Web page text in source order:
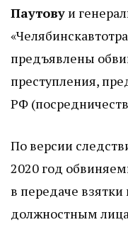
Паутову и
предъявлены
преступления,
РФ
По версии
2020 год
в передаче
должностным